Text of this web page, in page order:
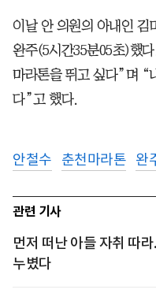
이날 안 의원의 아내인 김
완주(5시간35분05초)했
마라톤을 뛰고 싶다”며 “
다”고 했다.
안철수 춘천마라톤 완
관련 기사
먼저 떠난 아들 자취 따
누볐다